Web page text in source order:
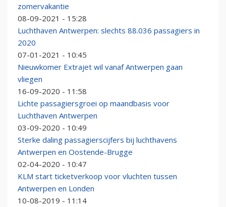
zomervakantie
08-09-2021 - 15:28
Luchthaven Antwerpen: slechts 88.036 passagiers in
2020
07-01-2021 - 10:45
Nieuwkomer Extrajet wil vanaf Antwerpen gaan
vliegen
16-09-2020 - 11:58
Lichte passagiersgroei op maandbasis voor
Luchthaven Antwerpen
03-09-2020 - 10:49
Sterke daling passagierscijfers bij luchthavens
Antwerpen en Oostende-Brugge
02-04-2020 - 10:47
KLM start ticketverkoop voor vluchten tussen
Antwerpen en Londen
10-08-2019 - 11:14